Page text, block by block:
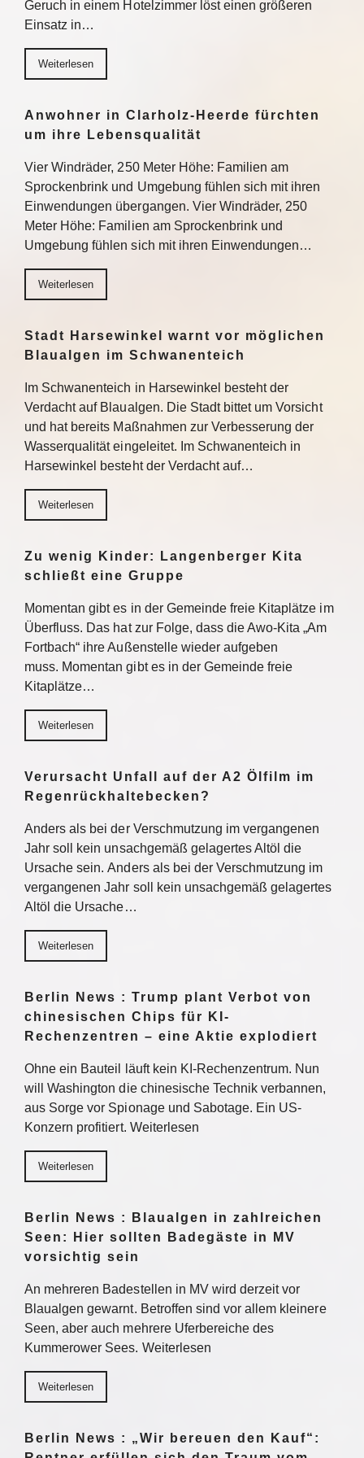
Geruch in einem Hotelzimmer löst einen größeren
Einsatz in…
Weiterlesen
Anwohner in Clarholz-Heerde fürchten
um ihre Lebensqualität
Vier Windräder, 250 Meter Höhe: Familien am
Sprockenbrink und Umgebung fühlen sich mit ihren
Einwendungen übergangen. Vier Windräder, 250
Meter Höhe: Familien am Sprockenbrink und
Umgebung fühlen sich mit ihren Einwendungen…
Weiterlesen
Stadt Harsewinkel warnt vor möglichen
Blaualgen im Schwanenteich
Im Schwanenteich in Harsewinkel besteht der
Verdacht auf Blaualgen. Die Stadt bittet um Vorsicht
und hat bereits Maßnahmen zur Verbesserung der
Wasserqualität eingeleitet. Im Schwanenteich in
Harsewinkel besteht der Verdacht auf…
Weiterlesen
Zu wenig Kinder: Langenberger Kita
schließt eine Gruppe
Momentan gibt es in der Gemeinde freie Kitaplätze im
Überfluss. Das hat zur Folge, dass die Awo-Kita „Am
Fortbach“ ihre Außenstelle wieder aufgeben
muss. Momentan gibt es in der Gemeinde freie
Kitaplätze…
Weiterlesen
Verursacht Unfall auf der A2 Ölfilm im
Regenrückhaltebecken?
Anders als bei der Verschmutzung im vergangenen
Jahr soll kein unsachgemäß gelagertes Altöl die
Ursache sein. Anders als bei der Verschmutzung im
vergangenen Jahr soll kein unsachgemäß gelagertes
Altöl die Ursache…
Weiterlesen
Berlin News : Trump plant Verbot von
chinesischen Chips für KI-
Rechenzentren – eine Aktie explodiert
Ohne ein Bauteil läuft kein KI-Rechenzentrum. Nun
will Washington die chinesische Technik verbannen,
aus Sorge vor Spionage und Sabotage. Ein US-
Konzern profitiert. Weiterlesen
Weiterlesen
Berlin News : Blaualgen in zahlreichen
Seen: Hier sollten Badegäste in MV
vorsichtig sein
An mehreren Badestellen in MV wird derzeit vor
Blaualgen gewarnt. Betroffen sind vor allem kleinere
Seen, aber auch mehrere Uferbereiche des
Kummerower Sees. Weiterlesen
Weiterlesen
Berlin News : „Wir bereuen den Kauf“: